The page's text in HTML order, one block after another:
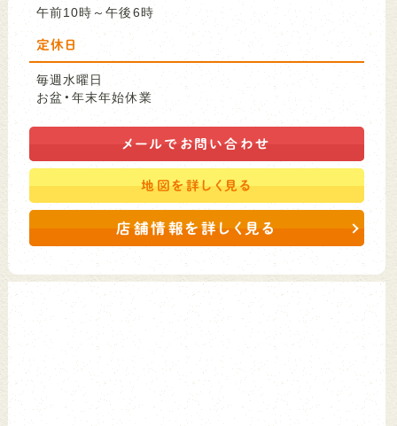
午前10時～午後6時
定休日
毎週水曜日
お盆・年末年始休業
メールで お問い合わせ
地図を詳しく見る
店舗情報を詳しく見る